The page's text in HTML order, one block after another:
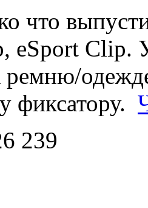
что
eSport Clip.
ремню/
фиксатору.
239